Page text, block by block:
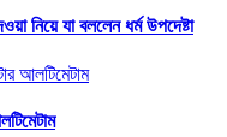
নিয়ে যা বললেন ধর্ম উপদেষ্টা